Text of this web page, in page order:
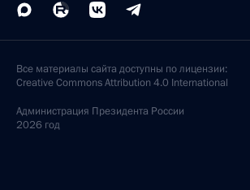
Все материалы сайта доступны по лицензии:
Creative Commons Attribution 4.0 International
Администрация Президента России
2026 год